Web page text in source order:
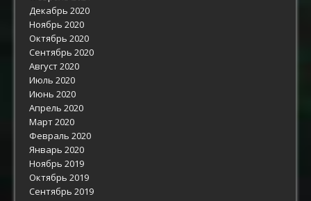
Декабрь 2020
Ноябрь 2020
Октябрь 2020
Сентябрь 2020
Август 2020
Июль 2020
Июнь 2020
Апрель 2020
Март 2020
Февраль 2020
Январь 2020
Ноябрь 2019
Октябрь 2019
Сентябрь 2019